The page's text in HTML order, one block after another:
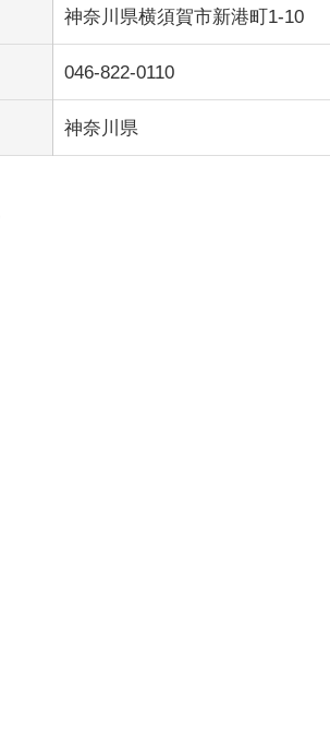
神奈川県横須賀市新港町1-10
046-822-0110
神奈川県